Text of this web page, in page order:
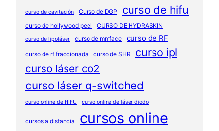
curso de cavitación Curso de DGP curso de hifu
curso de hollywood peel CURSO DE HYDRASKIN
curso de lipoláser curso de mmface curso de RF
curso de rf fraccionada curso de SHR curso ipl
curso láser co2
curso láser q-switched
curso online de HIFU curso online de láser diodo
cursos a distancia
cursos online